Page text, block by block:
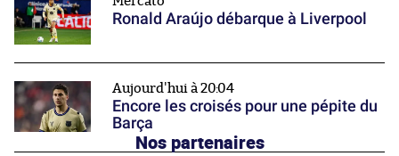
Ronald Araújo débarque à Liverpool
Aujourd'hui à 20:04
Encore les croisés pour une pépite du
Barça
Nos partenaires